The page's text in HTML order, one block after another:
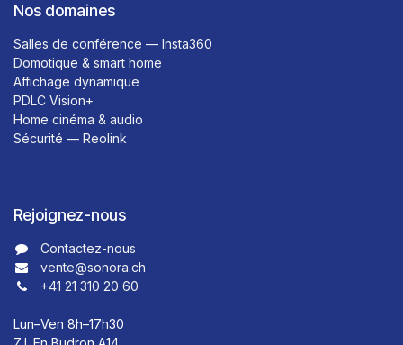
Nos domaines
Salles de conférence — Insta360
Domotique & smart home
Affichage dynamique
PDLC Vision+
Home cinéma & audio
Sécurité — Reolink
Rejoignez-nous
Contactez-nous​​
vente@sonora.ch
+41 21 310 20 60
Lun–Ven 8h–17h30